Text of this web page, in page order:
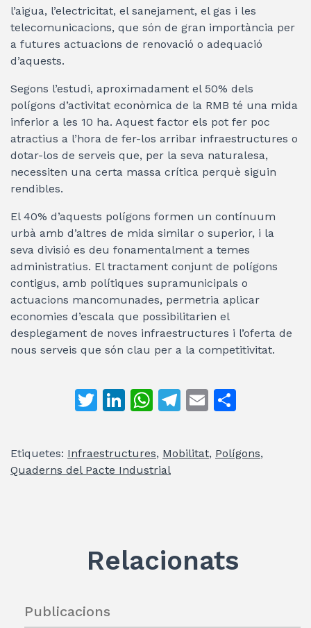
l’aigua, l’electricitat, el sanejament, el gas i les
telecomunicacions, que són de gran importància per
a futures actuacions de renovació o adequació
d’aquests.
Segons l’estudi, aproximadament el 50% dels
polígons d’activitat econòmica de la RMB té una mida
inferior a les 10 ha. Aquest factor els pot fer poc
atractius a l’hora de fer-los arribar infraestructures o
dotar-los de serveis que, per la seva naturalesa,
necessiten una certa massa crítica perquè siguin
rendibles.
El 40% d’aquests polígons formen un contínuum
urbà amb d’altres de mida similar o superior, i la
seva divisió es deu fonamentalment a temes
administratius. El tractament conjunt de polígons
contigus, amb polítiques supramunicipals o
actuacions mancomunades, permetria aplicar
economies d’escala que possibilitarien el
desplegament de noves infraestructures i l’oferta de
nous serveis que són clau per a la competitivitat.
T
itt
er
Li
k
e
W
at
s
T
e
gr
E
ai
l
m
p
Etiquetes: Infraestructures, Mobilitat, Polígons,
Quaderns del Pacte Industrial
Relacionats
Publicacions